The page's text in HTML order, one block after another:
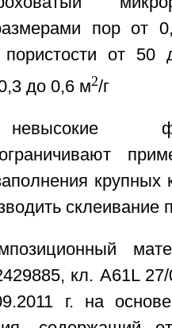
пор от
от 50
до 0,6 м2/г
склеивание
кл. A61L 27/
г. на